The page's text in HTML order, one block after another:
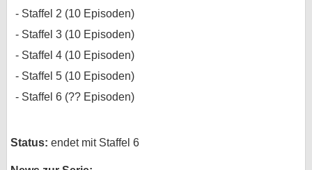
Staffel 2 (10 Episoden)
Staffel 3 (10 Episoden)
Staffel 4 (10 Episoden)
Staffel 5 (10 Episoden)
Staffel 6 (?? Episoden)
Status: endet mit Staffel 6